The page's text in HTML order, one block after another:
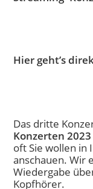
Hier geht’s
Das dritte
Konzerten 2023
oft Sie wollen in
anschauen. Wir
Wiedergabe
Kopfhörer.